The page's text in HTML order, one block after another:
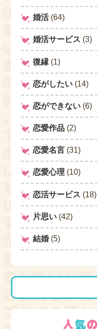
婚活(64)
婚活サービス (3)
復縁 (1)
恋がしたい (14)
恋ができない (6)
恋愛作品 (2)
恋愛名言 (31)
恋愛心理 (10)
恋活サービス (18)
片思い (42)
結婚 (5)